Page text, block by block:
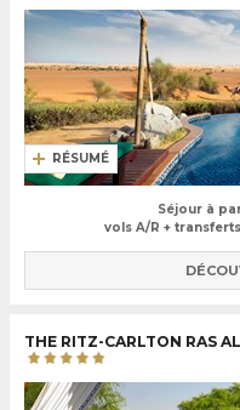
RÉSUMÉ
Séjour à
vols A/R +
THE RITZ-CARLTON RAS